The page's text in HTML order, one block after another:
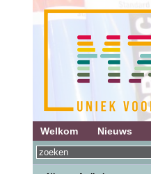
Welkom Nieuws